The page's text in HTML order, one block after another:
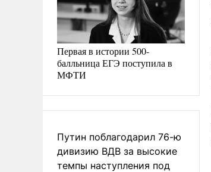
Первая в истории 500-
балльница ЕГЭ поступила в
МФТИ
Путин поблагодарил 76-ю
дивизию ВДВ за высокие
темпы наступления под